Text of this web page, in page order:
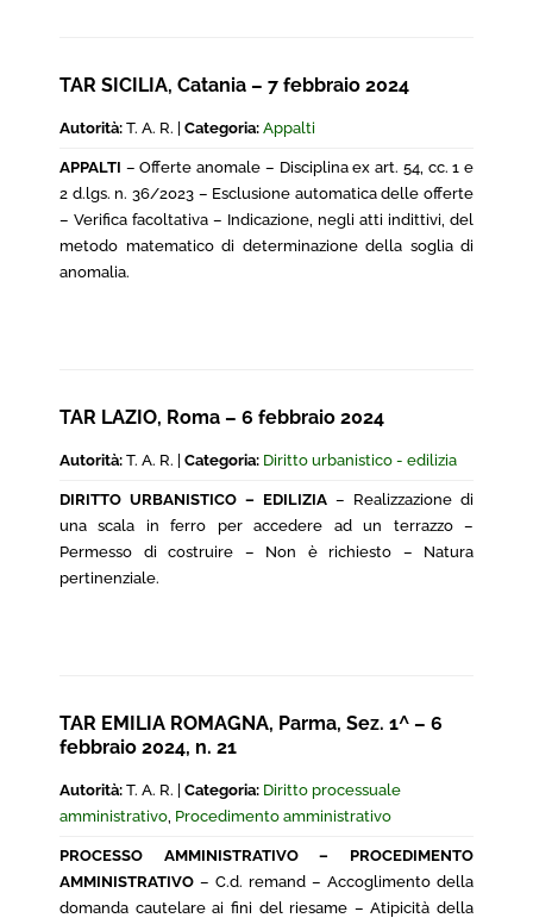
TAR SICILIA, Catania – 7 febbraio 2024
Autorità: T. A. R. | Categoria: Appalti
APPALTI – Offerte anomale – Disciplina ex art. 54, cc. 1 e
2 d.lgs. n. 36/2023 – Esclusione automatica delle offerte
– Verifica facoltativa – Indicazione, negli atti indittivi, del
metodo matematico di determinazione della soglia di
anomalia.
TAR LAZIO, Roma – 6 febbraio 2024
Autorità: T. A. R. | Categoria: Diritto urbanistico - edilizia
DIRITTO URBANISTICO – EDILIZIA – Realizzazione di
una scala in ferro per accedere ad un terrazzo –
Permesso di costruire – Non è richiesto – Natura
pertinenziale.
TAR EMILIA ROMAGNA, Parma, Sez. 1^ – 6
febbraio 2024, n. 21
Autorità: T. A. R. | Categoria: Diritto processuale
amministrativo, Procedimento amministrativo
PROCESSO AMMINISTRATIVO – PROCEDIMENTO
AMMINISTRATIVO – C.d. remand – Accoglimento della
domanda cautelare ai fini del riesame – Atipicità della